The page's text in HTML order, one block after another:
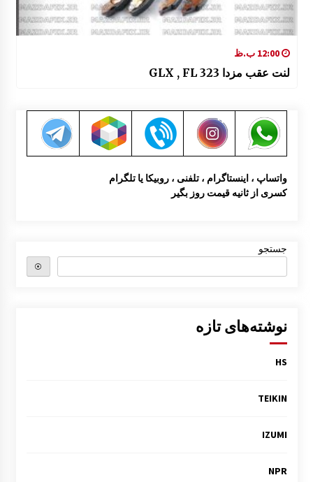
12:00 ب.ظ
لنت عقب مزدا 323 GLX , FL
واتساپ ، اینستاگرام ، تلفنی ، روبیکا یا تلگرام
کسری از ثانیه قیمت روز بگیر
جستجو
⦿
نوشته‌های تازه
HS
TEIKIN
IZUMI
NPR